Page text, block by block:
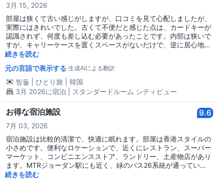
3月 15, 2026
部屋は狭くて古い感じがしますが、口コミを見て心配しましたが、
実際にはきれいでした。古くて不便だと感じた点は、カードキーが
認識されず、何度も差し込む必要があったことです。内部は狭いで
すが、キャリーケースを置くスペースがないだけで、逆に居心地が
いいと感じました。この価格でこれ以下のところもたくさん見まし
スタッフも親切でした。次回も香港に来たら利用すると思います。
続きを読む
元の言語で表示する 生成AIによる翻訳
찡돌 ひとり旅
韓国
3月 2026に宿泊 | スタンダードルーム シティビュー
お得な宿泊施設 9.6
7月 03, 2026
宿泊施設は比較的清潔で、快適に眠れます。部屋は香港スタイルの
小さめです。便利なロケーションで、近くにレストラン、スーパー
マーケット、コンビニエンスストア、ランドリー、土産物店があり
ます。MTRジョーダン駅にも近く、緑のバス26系統が通ってい
て、ホンハム駅まで行けます。自動チェックイン機を通じてチェッ
続きを読む